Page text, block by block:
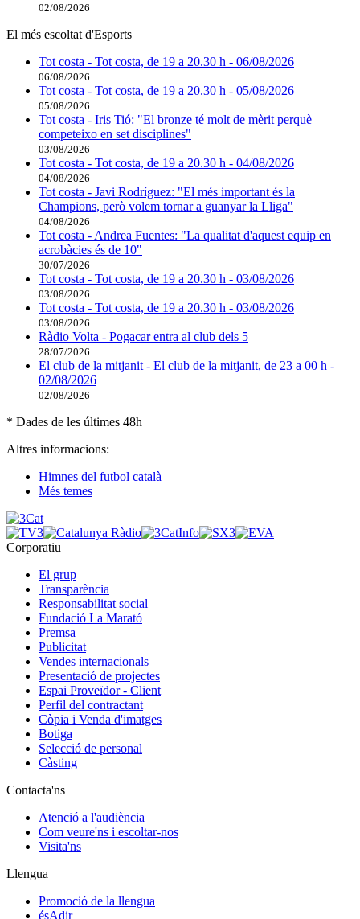
02/08/2026
El més escoltat d'Esports
Tot costa - Tot costa, de 19 a 20.30 h - 06/08/2026
06/08/2026
Tot costa - Tot costa, de 19 a 20.30 h - 05/08/2026
05/08/2026
Tot costa - Iris Tió: "El bronze té molt de mèrit perquè
competeixo en set disciplines"
03/08/2026
Tot costa - Tot costa, de 19 a 20.30 h - 04/08/2026
04/08/2026
Tot costa - Javi Rodríguez: "El més important és la
Champions, però volem tornar a guanyar la Lliga"
04/08/2026
Tot costa - Andrea Fuentes: "La qualitat d'aquest equip en
acrobàcies és de 10"
30/07/2026
Tot costa - Tot costa, de 19 a 20.30 h - 03/08/2026
03/08/2026
Tot costa - Tot costa, de 19 a 20.30 h - 03/08/2026
03/08/2026
Ràdio Volta - Pogacar entra al club dels 5
28/07/2026
El club de la mitjanit - El club de la mitjanit, de 23 a 00 h -
02/08/2026
02/08/2026
* Dades de les últimes 48h
Altres informacions:
Himnes del futbol català
Més temes
Corporatiu
El grup
Transparència
Responsabilitat social
Fundació La Marató
Premsa
Publicitat
Vendes internacionals
Presentació de projectes
Espai Proveïdor - Client
Perfil del contractant
Còpia i Venda d'imatges
Botiga
Selecció de personal
Càsting
Contacta'ns
Atenció a l'audiència
Com veure'ns i escoltar-nos
Visita'ns
Llengua
Promoció de la llengua
ésAdir